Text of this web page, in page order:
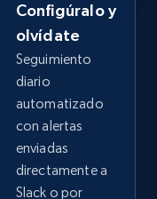
Configúralo y
olvídate
Seguimiento
diario
automatizado
con alertas
enviadas
directamente a
Slack o por